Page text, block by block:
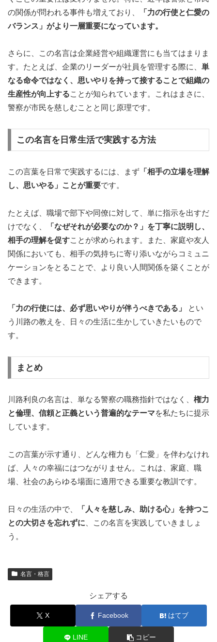
の関係が問われる事件も増えており、
「力の行使と仁愛の
バランス」がより一層重要になっています。
さらに、この名言は企業経営や組織運営にも当てはまりま
す。たとえば、企業のリーダーが社員を管理する際に、 単
なる命令ではなく、思いやりを持って接することで組織の
生産性が向上することが知られています。これはまさに、
警察が市民を慈しむことと同じ原理です。
この名言を日常生活で実践する方法
この言葉を日常で実践するには、まず 「相手の立場を理解
し、思いやる」ことが重要です。
たとえば、職場で部下や同僚に対して、単に指示を出すだ
けでなく、
「なぜそれが必要なのか？」を丁寧に説明し、
相手の理解を促すことが求められます。また、家庭や友人
関係においても、相手の気持ちに寄り添いながらコミュニ
ケーションをとることで、より良い人間関係を築くことが
できます。
「力の行使には、必ず思いやりが伴うべきである」
とい
う川路の教えを、日々の生活に生かしていきたいもので
す。
まとめ
川路利良の名言は、単なる警察の職務指針ではなく、 権力
と倫理、信頼と正義という普遍的なテーマを私たちに提示
しています。
この言葉が示す通り、どんな権力も「仁愛」を伴わなけれ
ば、人々の幸福にはつながりません。これは、家庭、職
場、社会のあらゆる場面に適用できる重要な教訓です。
日々の生活の中で、
「人々を慈しみ、助ける心」を持つこ
との大切さを忘れずに 、この名言を実践していきましょ
う。
名言・格言
シェアする
X Facebook はてブ
LINE コピー